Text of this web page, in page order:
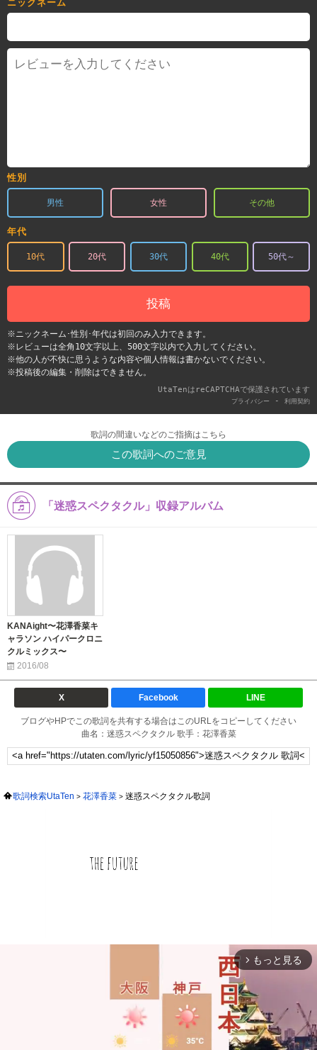
ニックネーム
性別
男性 女性 その他
年代
10代 20代 30代 40代 50代～
投稿
※ニックネーム･性別･年代は初回のみ入力できます。
※レビューは全角10文字以上、500文字以内で入力してください。
※他の人が不快に思うような内容や個人情報は書かないでください。
※投稿後の編集・削除はできません。
UtaTenはreCAPTCHAで保護されています
プライバシー - 利用契約
歌詞の間違いなどのご指摘はこちら
この歌詞へのご意見
「迷惑スペクタクル」収録アルバム
KANAight〜花澤香菜キ
ャラソン ハイパークロニ
クルミックス〜
2016/08
X Facebook LINE
ブログやHPでこの歌詞を共有する場合はこのURLをコピーしてください
曲名：迷惑スペクタクル 歌手：花澤香菜
歌詞検索UtaTen 花澤香菜 迷惑スペクタクル歌詞
arrow_forward_ios もっと見る